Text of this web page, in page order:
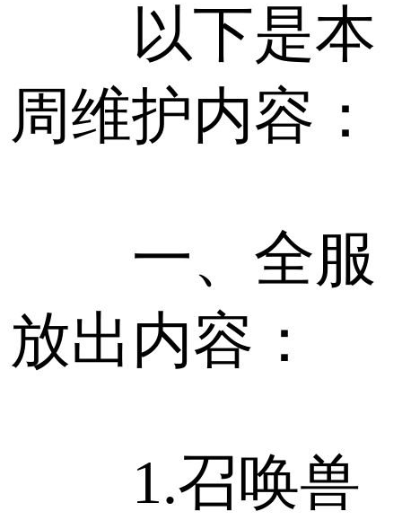
以下是本
周维护内容：
一、全服
放出内容：
1.召唤兽